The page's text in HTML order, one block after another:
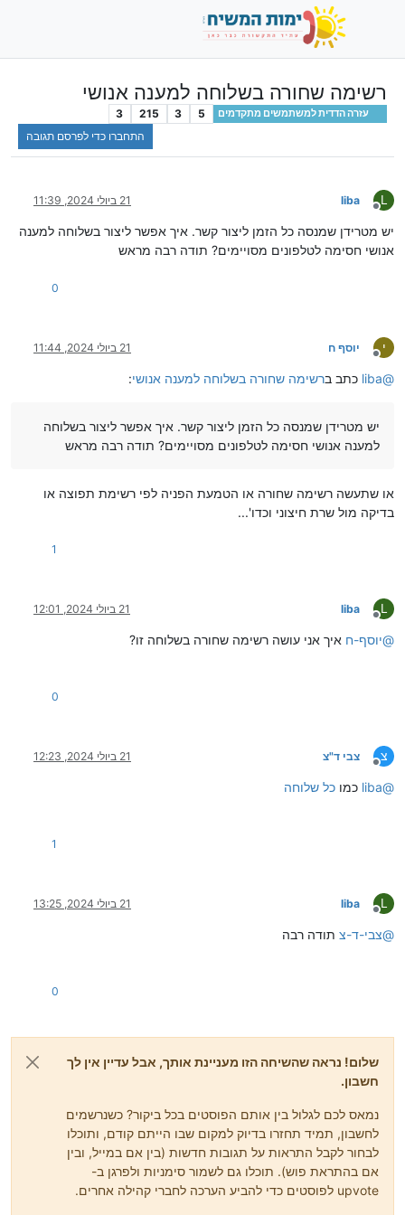
רשימה שחורה בשלוחה למענה אנושי
עזרה הדדית למשתמשים מתקדמים 5
3
215
3
התחברו כדי לפרסם תגובה
L
מנותק
liba 21 ביולי 2024, 11:39
יש מטרידן שמנסה כל הזמן ליצור קשר. איך אפשר ליצור בשלוחה למענה
אנושי חסימה לטלפונים מסויימים? תודה רבה מראש
0
י
מנותק
יוסף ח 21 ביולי 2024, 11:44
@
liba כתב ברשימה שחורה בשלוחה למענה אנושי:
יש מטרידן שמנסה כל הזמן ליצור קשר. איך אפשר ליצור בשלוחה
למענה אנושי חסימה לטלפונים מסויימים? תודה רבה מראש
או שתעשה רשימה שחורה או הטמעת הפניה לפי רשימת תפוצה או
בדיקה מול שרת חיצוני וכדו'...
1
L
מנותק
liba 21 ביולי 2024, 12:01
@יוסף-ח איך אני עושה רשימה שחורה בשלוחה זו?
0
צ
מנותק
צבי ד"צ 21 ביולי 2024, 12:23
@
liba כמו כל שלוחה
1
L
מנותק
liba 21 ביולי 2024, 13:25
@צבי-ד-צ תודה רבה
0
שלום! נראה שהשיחה הזו מעניינת אותך, אבל עדיין אין לך
חשבון.
נמאס לכם לגלול בין אותם הפוסטים בכל ביקור? כשנרשמים
לחשבון, תמיד תחזרו בדיוק למקום שבו הייתם קודם, ותוכלו
לבחור לקבל התראות על תגובות חדשות (בין אם במייל, ובין
אם בהתראת פוש). תוכלו גם לשמור סימניות ולפרגן ב-
upvote לפוסטים כדי להביע הערכה לחברי קהילה אחרים.